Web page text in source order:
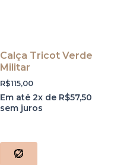
Calça Tricot Verde
Militar
R$115,00
Em até 2x de R$57,50
sem juros